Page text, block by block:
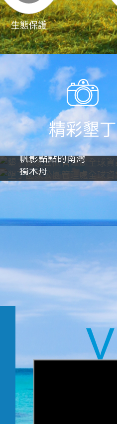
生態保護
精彩墾丁
帆影點點的南灣
獨木舟